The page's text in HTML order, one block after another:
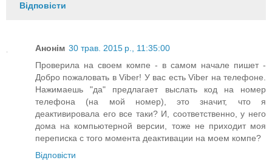
Відповісти
Анонім 30 трав. 2015 р., 11:35:00
Проверила на своем компе - в самом начале пишет -
Добро пожаловать в Viber! У вас есть Viber на телефоне.
Нажимаешь "да" предлагает выслать код на номер
телефона (на мой номер), это значит, что я
деактивировала его все таки? И, соответственно, у него
дома на компьютерной версии, тоже не приходит моя
переписка с того момента деактивации на моем компе?
Відповісти